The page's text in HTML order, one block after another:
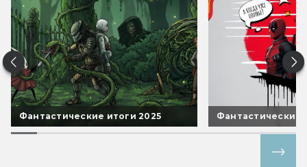
Фантастические итоги 2025 Фантастические